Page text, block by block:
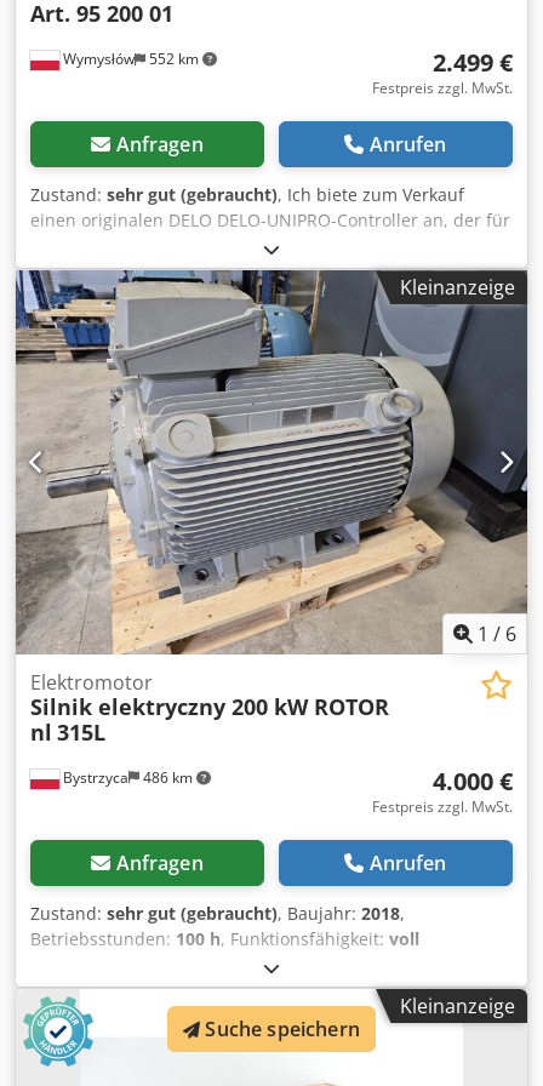
Wymysłów 552 km
Art. 95 200 01
2.499 €
Festpreis zzgl. MwSt.
Anfragen Anrufen
Zustand: sehr gut (gebraucht), Ich biete zum Verkauf
einen originalen DELO DELO-UNIPRO-Controller an, der für
industrielle Dosier- und Klebstoffhärtesysteme bestimmt
ist. Das Gerät ist voll funktionsfähig – es startet korrekt,
das Display funktioniert und das Menü ist übersichtlich
und voll funktionsfähig (siehe Fotos). Der optische Zustand
ist sehr gut, mit leichten Gebrauchsspuren. Technische
Daten: Dcjdpszrv Hzsfx Ab Tsk • Hersteller: DELO • Modell:
DELO-UNIPRO • Katalognummer: 95 200 01 •
Seriennummer: 1501 UNI 648 • Stromversorgung: 100–240
V AC • Frequenz: 50–60 Hz • Leistungsaufnahme: 40 W •
Schnittstellen: RS232, CAN, USB, Ethernet, Input/Output,
Fußschalter und 4 Kanäle (CH1–CH4) Im Lieferumfang
enthalten: • DELO DELO-UNIPRO-Controller Es wird genau
der Artikel verkauft, der auf den Fotos dargestellt ist.
Kleinanzeige
1 / 6
Bystrzyca 486 km
Elektromotor
Silnik elektryczny 200 kW ROTOR
nl 315L
4.000 €
Festpreis zzgl. MwSt.
Anfragen Anrufen
Zustand: sehr gut (gebraucht), Baujahr: 2018,
Betriebsstunden: 100 h, Funktionsfähigkeit: voll
, Drehzahl (min.):
Eingangsspannung:400 V, Eingangsfrequenz:50 Hz,
Elektromotor 200 kW IE4 Baujahr: 2024 Dodpfx Aon Tntqeb
Teck 6 Monate Garantie 400 V 1490 U/min 315 l
Kleinanzeige
Suche speichern